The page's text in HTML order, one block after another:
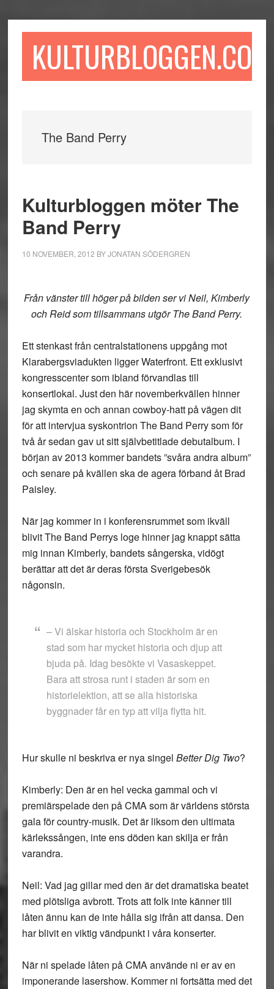
till
till
sidofältet
till
KULTURBLOGGEN.COM
The Band Perry
Kulturbloggen möter The
Band Perry
10 NOVEMBER, 2012 BYJONATAN SÖDERGREN
Från vänster till höger på bilden ser vi Neil, Kimberly
och Reid som tillsammans utgör The Band Perry.
Ett stenkast från centralstationens uppgång mot
Klarabergsviadukten ligger Waterfront. Ett exklusivt
kongresscenter som ibland förvandlas till
konsertlokal. Just den här novemberkvällen hinner
jag skymta en och annan cowboy-hatt på vägen dit
för att intervjua syskontrion The Band Perry som för
två år sedan gav ut sitt självbetitlade debutalbum. I
början av 2013 kommer bandets ”svåra andra album”
och senare på kvällen ska de agera förband åt Brad
Paisley.
När jag kommer in i konferensrummet som ikväll
blivit The Band Perrys loge hinner jag knappt sätta
mig innan Kimberly, bandets sångerska, vidögt
berättar att det är deras första Sverigebesök
någonsin.
– Vi älskar historia och Stockholm är en
stad som har mycket historia och djup att
bjuda på. Idag besökte vi Vasaskeppet.
Bara att strosa runt i staden är som en
historielektion, att se alla historiska
byggnader får en typ att vilja flytta hit.
Hur skulle ni beskriva er nya singel Better Dig Two?
Kimberly: Den är en hel vecka gammal och vi
premiärspelade den på CMA som är världens största
gala för country-musik. Det är liksom den ultimata
kärlekssången, inte ens döden kan skilja er från
varandra.
Neil: Vad jag gillar med den är det dramatiska beatet
med plötsliga avbrott. Trots att folk inte känner till
låten ännu kan de inte hålla sig ifrån att dansa. Den
har blivit en viktig vändpunkt i våra konserter.
När ni spelade låten på CMA använde ni er av en
imponerande lasershow. Kommer ni fortsätta med det